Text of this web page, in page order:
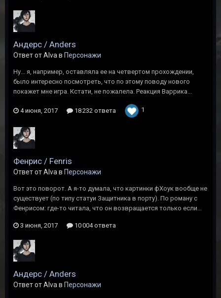
Андерс / Anders
Ответ от Alva в Персонажи
Ну... я, например, оставляла ее на четвертом прохождении,
было интересно посмотреть, что по этому поводу нового
покажет мне игра. Кстати, не пожалела. Реакция Варрика...
4 июня, 2017 18 232 ответа 1
Фенрис / Fenris
Ответ от Alva в Персонажи
Вот это поворот. А я-то думала, что картинки фХоук вообще не
существует (по типу статуи Защитника в порту). По роману с
Фенрисом: где-то читала, что он возвращается только если...
3 июня, 2017 10 004 ответа
Андерс / Anders
Ответ от Alva в Персонажи